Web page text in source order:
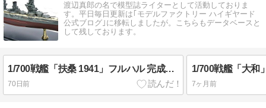
渡辺真郎の名で模型誌ライターとして活動しておりま
す。平日毎日更新は｢モデルファクトリー ハイギヤード
公式ブログ｣に移転しましたが。こちらもデータベースと
して残しております。
1/700戦艦「扶桑 1941」フルハル 完成写真
70日前 7ヶ月前